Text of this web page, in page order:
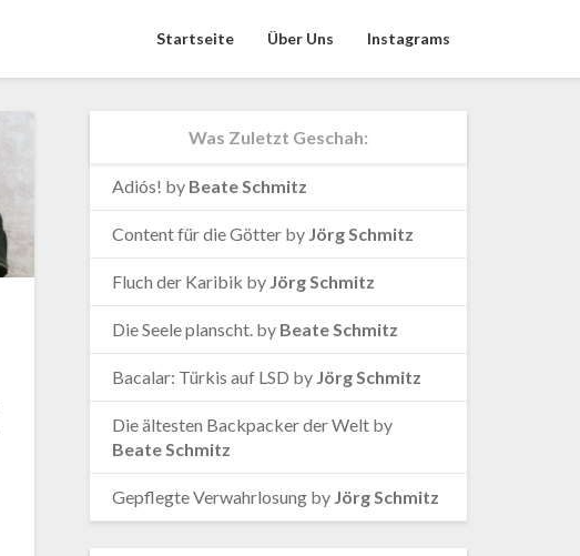
Startseite Über Uns Instagrams
Was Zuletzt Geschah:
Adiós! by Beate Schmitz
Content für die Götter by Jörg Schmitz
Fluch der Karibik by Jörg Schmitz
Die Seele planscht. by Beate Schmitz
Bacalar: Türkis auf LSD by Jörg Schmitz
Die ältesten Backpacker der Welt by
Beate Schmitz
Gepflegte Verwahrlosung by Jörg Schmitz